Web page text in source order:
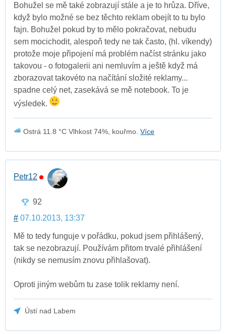
Bohužel se mě také zobrazují stále a je to hrůza. Dříve,
když bylo možné se bez těchto reklam obejít to tu bylo
fajn. Bohužel pokud by to mělo pokračovat, nebudu
sem mocichodit, alespoň tedy ne tak často, (hl. víkendy)
protože moje připojení má problém načíst stránku jako
takovou - o fotogalerii ani nemluvím a ještě když má
zborazovat takovéto na načítání složité reklamy...
spadne celý net, zasekává se mě notebook. To je
výsledek.
Ostrá 11.8 °C Vlhkost 74%, kouřmo. Více
Petr12
92
# 07.10.2013, 13:37
Mě to tedy funguje v pořádku, pokud jsem přihlášený,
tak se nezobrazují. Používám přitom trvalé přihlášení
(nikdy se nemusím znovu přihlašovat).
Oproti jiným webům tu zase tolik reklamy není.
Ústí nad Labem